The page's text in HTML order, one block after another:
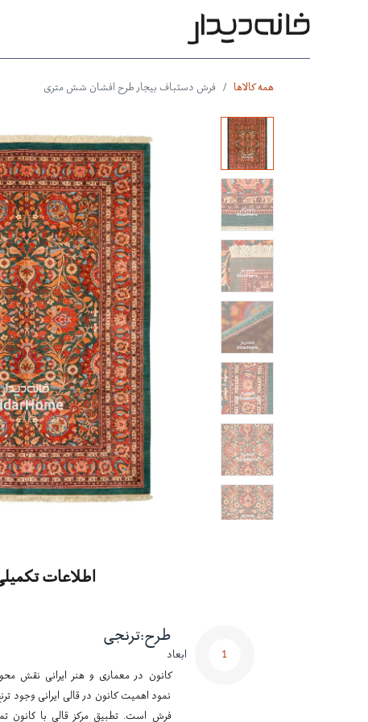
همه کالاها فرش دستباف بیجار طرح افشان شش متری
اطلاعات
1 ابعاد
طرح:ترنجی
کانون در معماری و هنر ایرانی نقش
نمود اهمیت کانون در قالی ایرانی وجود
فرش است. تطبیق مرکز قالی با کانون